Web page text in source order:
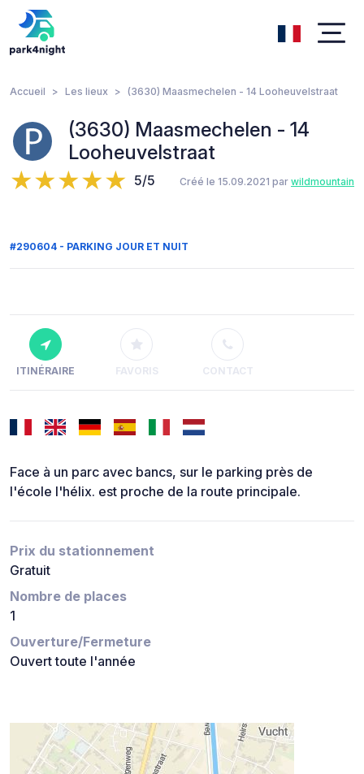
Accueil Les lieux (3630) Maasmechelen - 14 Looheuvelstraat
(3630) Maasmechelen - 14
Looheuvelstraat
5/5 Créé le 15.09.2021 par wildmountain
#290604 - PARKING JOUR ET NUIT
ITINÉRAIRE FAVORIS CONTACT
Face à un parc avec bancs, sur le parking près de
l'école l'hélix. est proche de la route principale.
Prix du stationnement
Gratuit
Nombre de places
1
Ouverture/Fermeture
Ouvert toute l'année